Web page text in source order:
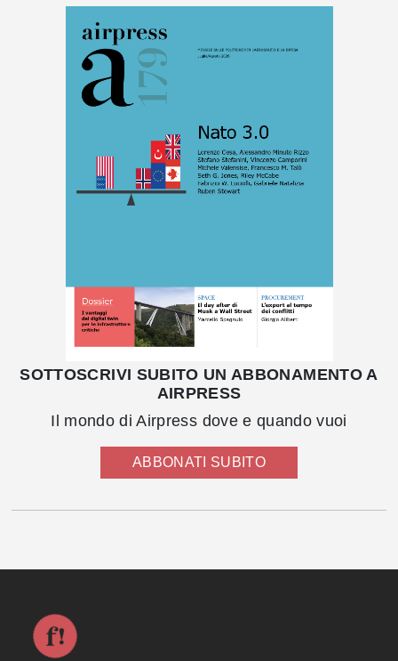
SOTTOSCRIVI SUBITO UN ABBONAMENTO A
AIRPRESS
Il mondo di Airpress dove e quando vuoi
ABBONATI SUBITO